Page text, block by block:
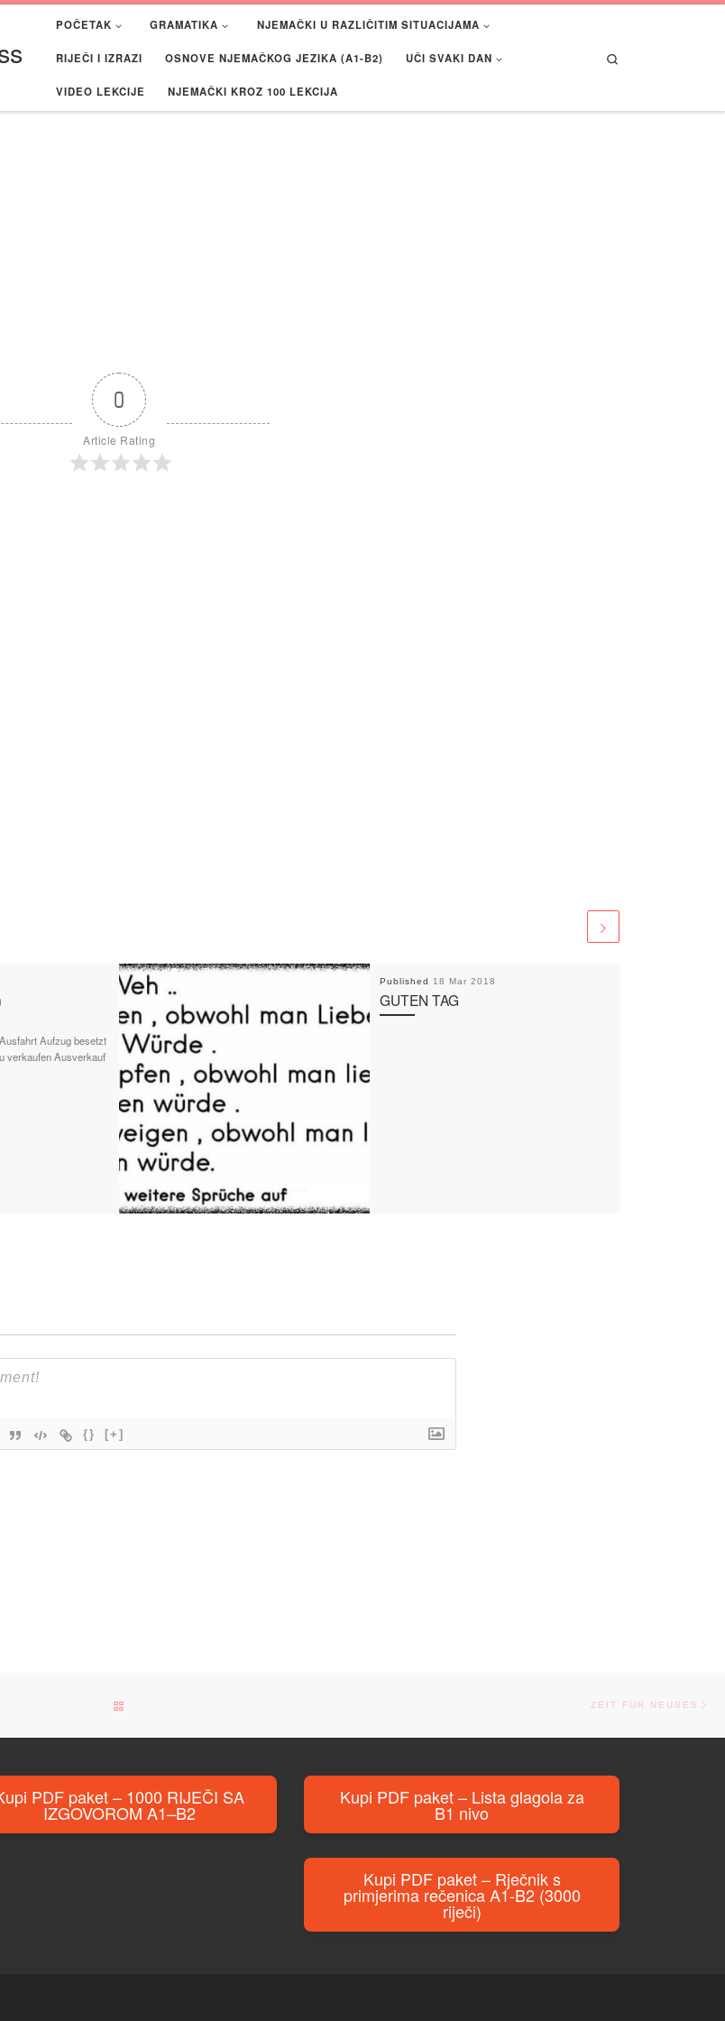
POČETAK GRAMATIKA NJEMAČKI U RAZLIČITIM SITUACIJAMA
RIJEČI I IZRAZI OSNOVE NJEMAČKOG JEZIKA (A1-B2) UČI SVAKI DAN
VIDEO LEKCIJE NJEMAČKI KROZ 100 LEKCIJA
0
Article Rating
Aufzug besetzt
verkaufen Ausverkauf
Published 18 Mar 2018
GUTEN TAG
{} [+]
ZEIT FÜR NEUSES
PDF paket – 1000 RIJEČI SA
IZGOVOROM A1–B2
Kupi PDF paket – Lista glagola za
B1 nivo
Kupi PDF paket – Rječnik s
primjerima rečenica A1-B2 (3000
riječi)